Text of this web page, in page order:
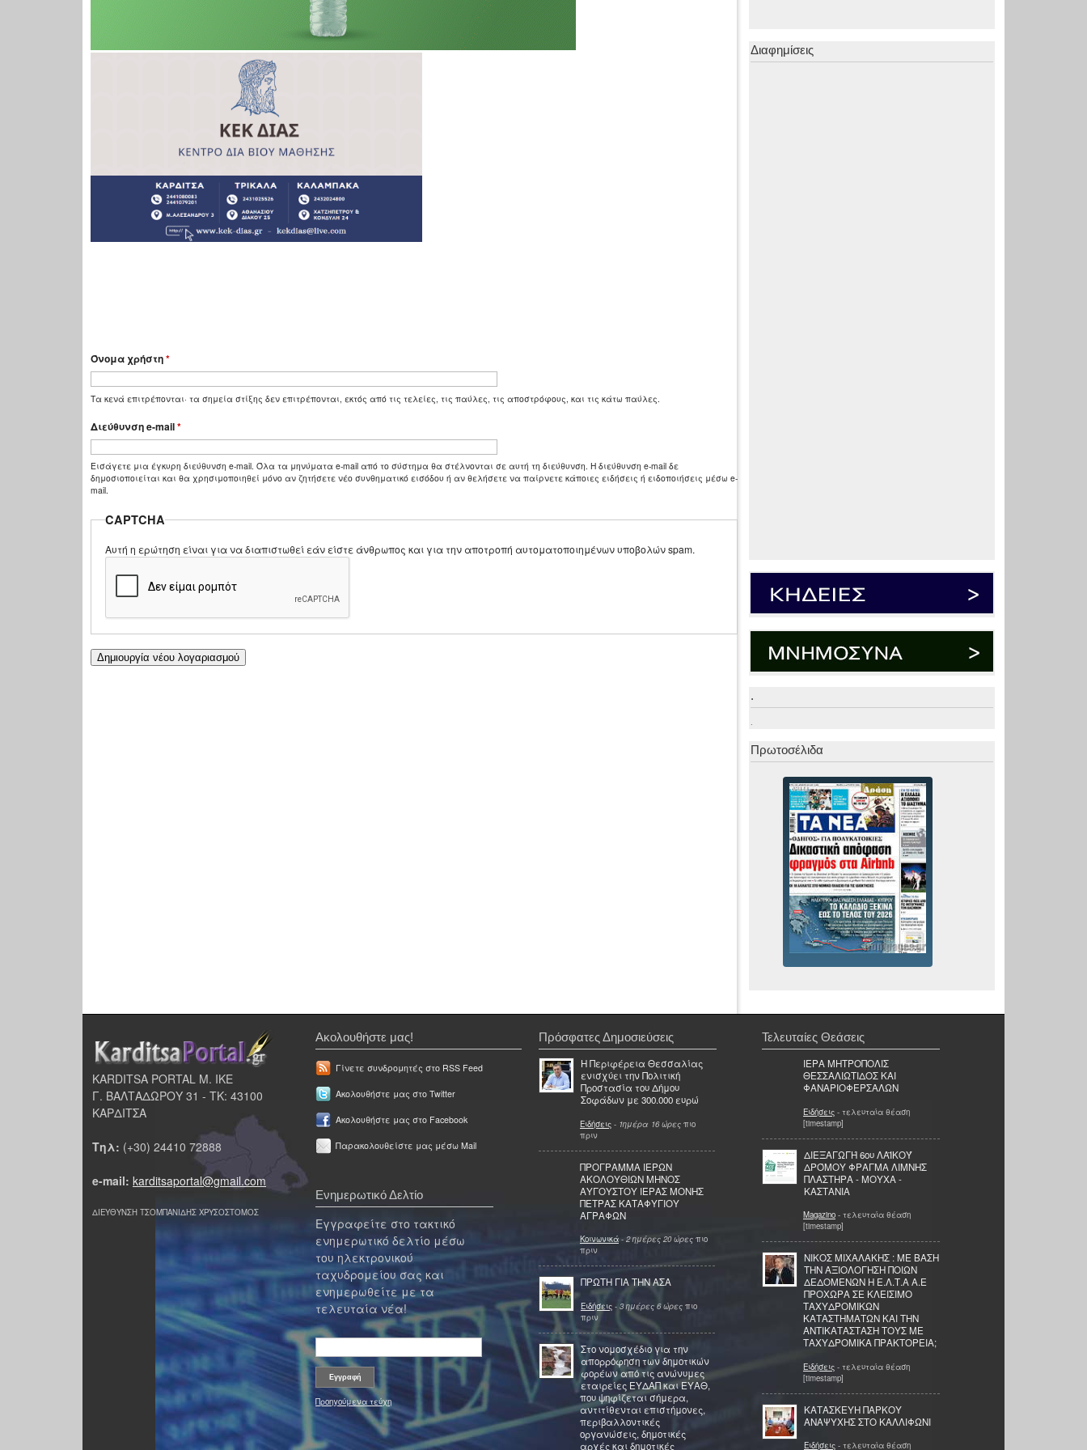
Όνομα χρήστη*
Τα κενά επιτρέπονται· τα σημεία στίξης δεν επιτρέπονται, εκτός από τις τελείες, τις παύλες, τις αποστρόφους, και τις κάτω παύλες.
Διεύθυνση e-mail*
Εισάγετε μια έγκυρη διεύθυνση e-mail. Όλα τα μηνύματα e-mail από το σύστημα θα στέλνονται σε αυτή τη διεύθυνση. Η διεύθυνση e-mail δε
δημοσιοποιείται και θα χρησιμοποιηθεί μόνο αν ζητήσετε νέο συνθηματικό εισόδου ή αν θελήσετε να παίρνετε κάποιες ειδήσεις ή ειδοποιήσεις μέσω e-
mail.
CAPTCHA
Αυτή η ερώτηση είναι για να διαπιστωθεί εάν είστε άνθρωπος και για την αποτροπή αυτοματοποιημένων υποβολών spam.
Διαφημίσεις
.
.
Πρωτοσέλιδα
KARDITSA PORTAL Μ. ΙΚΕ
Γ. ΒΑΛΤΑΔΩΡΟΥ 31 - ΤΚ: 43100
ΚΑΡΔΙΤΣΑ
Τηλ: (+30) 24410 72888
e-mail: karditsaportal@gmail.com
ΔΙΕΥΘΥΝΣΗ ΤΣΟΜΠΑΝΙΔΗΣ ΧΡΥΣΟΣΤΟΜΟΣ
Ακολουθήστε μας!
Γίνετε συνδρομητές στο RSS Feed
Ακολουθήστε μας στο Twitter
Ακολουθήστε μας στο Facebook
Παρακολουθείστε μας μέσω Mail
Ενημερωτικό Δελτίο
Εγγραφείτε στο τακτικό
ενημερωτικό δελτίο μέσω
του ηλεκτρονικού
ταχυδρομείου σας και
ενημερωθείτε με τα
τελευταία νέα!
Προηγούμενα τεύχη
Πρόσφατες Δημοσιεύσεις
Η Περιφέρεια Θεσσαλίας
ενισχύει την Πολιτική
Προστασία του Δήμου
Σοφάδων με 300.000 ευρώ
Ειδήσεις - 1ημέρα 16 ώρες πιο
πριν
ΠΡΟΓΡΑΜΜΑ ΙΕΡΩΝ
ΑΚΟΛΟΥΘΙΩΝ ΜΗΝΟΣ
ΑΥΓΟΥΣΤΟΥ ΙΕΡΑΣ ΜΟΝΗΣ
ΠΕΤΡΑΣ ΚΑΤΑΦΥΓΙΟΥ
ΑΓΡΑΦΩΝ
Κοινωνικά - 2 ημέρες 20 ώρες πιο
πριν
ΠΡΩΤΗ ΓΙΑ ΤΗΝ ΑΣΑ
Ειδήσεις - 3 ημέρες 6 ώρες πιο
πριν
Στο νομοσχέδιο για την
απορρόφηση των δημοτικών
φορέων από τις ανώνυμες
εταιρείες ΕΥΔΑΠ και ΕΥΑΘ,
που ψηφίζεται σήμερα,
αντιτίθενται επιστήμονες,
περιβαλλοντικές
οργανώσεις, δημοτικές
αρχές και δημοτικές
Τελευταίες Θεάσεις
ΙΕΡΑ ΜΗΤΡΟΠΟΛΙΣ
ΘΕΣΣΑΛΙΩΤΙΔΟΣ ΚΑΙ
ΦΑΝΑΡΙΟΦΕΡΣΑΛΩΝ
Ειδήσεις - τελευταία θέαση
[timestamp]
ΔΙΕΞΑΓΩΓΉ 6ου ΛΑΪΚΟΎ
ΔΡΌΜΟΥ ΦΡΑΓΜΑ ΛΙΜΝΗΣ
ΠΛΑΣΤΗΡΑ - ΜΟΥΧΑ -
ΚΑΣΤΑΝΙΑ
Magazino - τελευταία θέαση
[timestamp]
ΝΙΚΟΣ ΜΙΧΑΛΑΚΗΣ : ΜΕ ΒΑΣΗ
ΤΗΝ ΑΞΙΟΛΟΓΗΣΗ ΠΟΙΩΝ
ΔΕΔΟΜΕΝΩΝ Η Ε.Λ.Τ.Α Α.Ε
ΠΡΟΧΩΡΑ ΣΕ ΚΛΕΙΣΙΜΟ
ΤΑΧΥΔΡΟΜΙΚΩΝ
ΚΑΤΑΣΤΗΜΑΤΩΝ ΚΑΙ ΤΗΝ
ΑΝΤΙΚΑΤΑΣΤΑΣΗ ΤΟΥΣ ΜΕ
ΤΑΧΥΔΡΟΜΙΚΑ ΠΡΑΚΤΟΡΕΙΑ;
Ειδήσεις - τελευταία θέαση
[timestamp]
ΚΑΤΑΣΚΕΥΗ ΠΑΡΚΟΥ
ΑΝΑΨΥΧΗΣ ΣΤΟ ΚΑΛΛΙΦΩΝΙ
Ειδήσεις - τελευταία θέαση